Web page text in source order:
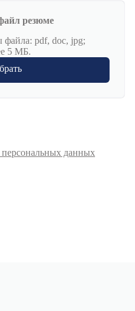
резюме
pdf, doc, jpg;
5 МБ.
персональных данных